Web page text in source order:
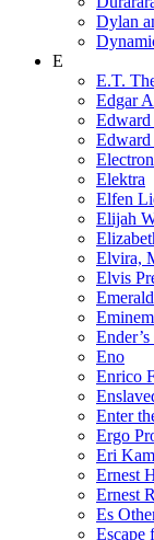
Dylan
E
E.T.
Edgar
Edward
Elektra
Elfen
Elijah
Elvira,
Elvis
Eminem
Eno
Enrico
Enter
Ergo
Eri
Ernest
Ernest
Es
Escape